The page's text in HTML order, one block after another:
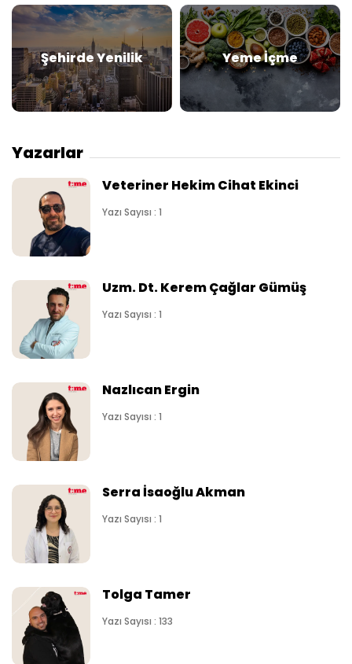
Şehirde Yenilik Yeme İçme
Yazarlar
Veteriner Hekim Cihat Ekinci
Yazı Sayısı : 1
Uzm. Dt. Kerem Çağlar Gümüş
Yazı Sayısı : 1
Nazlıcan Ergin
Yazı Sayısı : 1
Serra İsaoğlu Akman
Yazı Sayısı : 1
Tolga Tamer
Yazı Sayısı : 133